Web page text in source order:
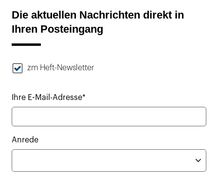
Die aktuellen Nachrichten direkt in
Ihren Posteingang
zm Heft-Newsletter
Ihre E-Mail-Adresse*
Anrede